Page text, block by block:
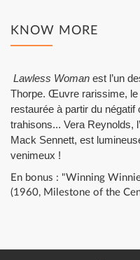
KNOW MORE
Lawless Woman est l’un
Thorpe. Œuvre rarissime, le
restaurée à partir du
trahisons... Vera Reynolds,
Mack Sennett, est
venimeux !
En bonus : "Winning
(1960, Milestone of the